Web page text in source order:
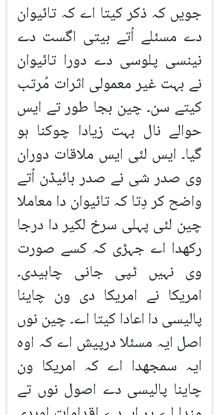
جویں کہ ذکر کیتا اے کہ تائیوان
دے مسئلے اُتے بیتی اگست دے
نینسی پلوسی دے دورا تائیوان
نے بہت غیر معمولی اثرات مُرتب
کیتے سن۔ چین بجا طور تے ایس
حوالے نال بہت زیادا چوکنا ہو
گیا۔ ایس لئی ایس ملاقات دوران
وی صدر شی نے صدر بائیڈن اُتے
واضح کر دِتا کہ تائیوان دا معاملا
چین لئی پہلی سرخ لکیر دا درجا
رکھدا اے جہڑی کہ کسے صورت
وی نہیں ٹپی جانی چاہیدی۔
امریکا نے امریکا دی ون چاینا
پالیسی دا اعادا کیتا اے۔ چین نوں
اصل ایہ مسئلا درپیش اے کہ اوہ
ایہ سمجھدا اے کہ امریکا ون
چاینا پالیسی دے اصول نوں تے